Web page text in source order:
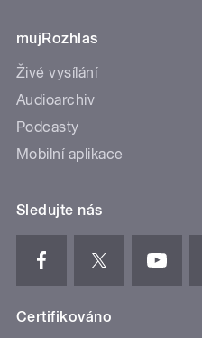
mujRozhlas
Živé vysílání
Audioarchiv
Podcasty
Mobilní aplikace
Sledujte nás
Certifikováno